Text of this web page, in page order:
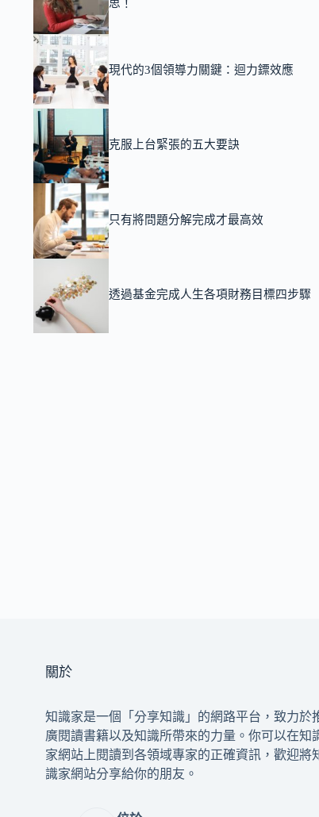
思！
現代的3個領導力關鍵：迴力鏢效應
克服上台緊張的五大要訣
只有將問題分解完成才最高效
透過基金完成人生各項財務目標四步驟
關於
知識家是一個「分享知識」的網路平台，致力於
廣閱讀書籍以及知識所帶來的力量。你可以在知
家網站上閱讀到各領域專家的正確資訊，歡迎將
識家網站分享給你的朋友。